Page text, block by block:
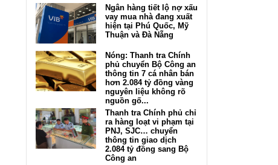
Ngân hàng tiết lộ nợ xấu
vay mua nhà đang xuất
hiện tại Phú Quốc, Mỹ
Thuận và Đà Nẵng
Nóng: Thanh tra Chính
phủ chuyển Bộ Công an
thông tin 7 cá nhân bán
hơn 2.084 tỷ đồng vàng
nguyên liệu không rõ
nguồn gố...
Thanh tra Chính phủ chỉ
ra hàng loạt vi phạm tại
PNJ, SJC… chuyển
thông tin giao dịch
2.084 tỷ đồng sang Bộ
Công an